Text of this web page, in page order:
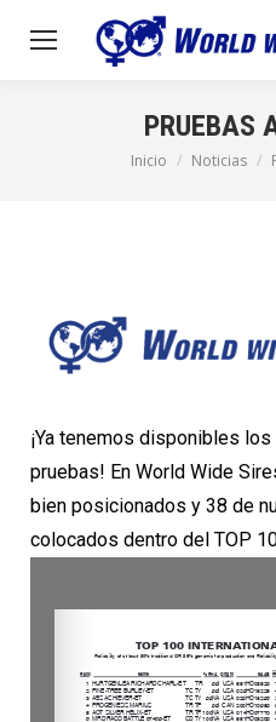
PRUEBAS
Estás aquí:
Inicio Noticias
¡Ya tenemos disponibles
pruebas! En World Wide
bien posicionados y 38 de
colocados dentro del TOP